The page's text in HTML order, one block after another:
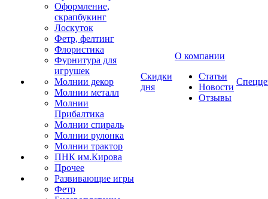
Оформление,
скрапбукинг
Лоскуток
Фетр, фелтинг
Флористика
Фурнитура для
игрушек
Молнии декор
Молнии металл
Молнии
Прибалтика
Молнии спираль
Молнии рулонка
Молнии трактор
ПНК им.Кирова
Прочее
Развивающие игры
Фетр
Скидки
дня
О компании
Статьи
Новости
Отзывы